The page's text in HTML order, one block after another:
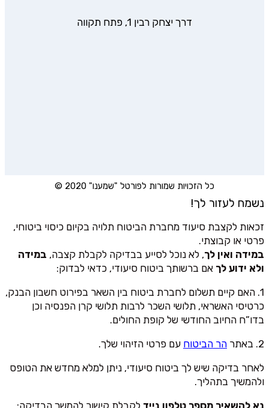
דרך יצחק רבין 1, פתח תקווה
כל הזכויות שמורות לפורטל "שמענו" 2020 ©
נשמח לעזור לך!
זכאות לקצבת סיעוד מחברת הביטוח תלויה בקיום כיסוי ביטוחי,
פרטי או קבוצתי.
במידה ואין לך, לא נוכל לסייע בבדיקה לקבלת קצבה, במידה
ולא ידוע לך אם ברשותך ביטוח סיעודי, כדאי לבדוק:
1. האם קיים תשלום לחברת ביטוח בין השאר בפירוט חשבון הבנק,
כרטיסי האשראי, תלושי השכר לרבות תלושי קרן הפנסיה וכן
בדו”ח החיוב החודשי של קופת החולים.
2. באתר
הר הביטוח עם פרטי הזיהוי שלך.
לאחר בדיקה שיש לך ביטוח סיעודי, ניתן למלא מחדש את הטופס
ולהמשיך בתהליך.
נא להשאיר מספר טלפון נייד לקבלת קישור להמשך הבדיקה: